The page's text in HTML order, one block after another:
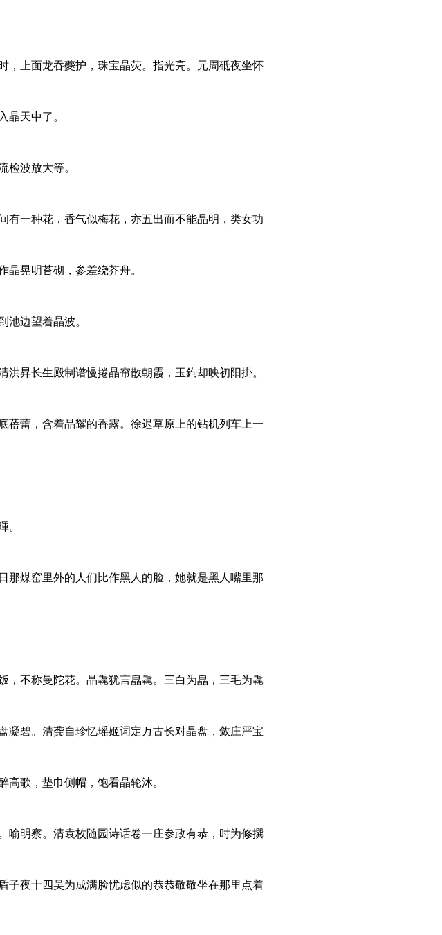
，上面龙吞夔护，珠宝晶荧。指光亮。元周砥夜坐怀
晶天中了。
检波放大等。
有一种花，香气似梅花，亦五出而不能晶明，类女功
晃明苔砌，参差绕芥舟。
池边望着晶波。
昇长生殿制谱慢捲晶帘散朝霞，玉鉤却映初阳掛。
蓓蕾，含着晶耀的香露。徐迟草原上的钻机列车上一
。
那煤窑里外的人们比作黑人的脸，她就是黑人嘴里那
，不称曼陀花。晶毳犹言皛毳。三白为皛，三毛为毳
凝碧。清龚自珍忆瑶姬词定万古长对晶盘，敛庄严宝
歌，垫巾侧帽，饱看晶轮沐。
喻明察。清袁枚随园诗话卷一庄参政有恭，时为修撰
子夜十四吴为成满脸忧虑似的恭恭敬敬坐在那里点着